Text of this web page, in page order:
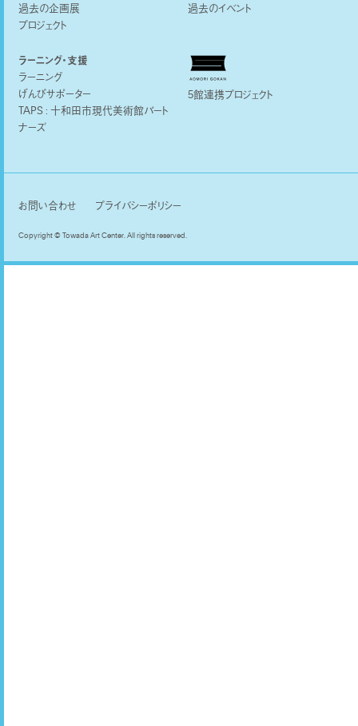
過去の企画展
プロジェクト
過去のイベント
ラーニング・支援
ラーニング
げんびサポーター
TAPS : 十和田市現代美術館パート
ナーズ
5館連携プロジェクト
お問い合わせ プライバシーポリシー
Copyright © Towada Art Center. All rights reserved.